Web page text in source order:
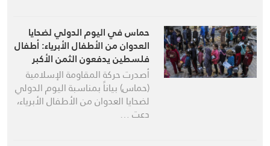
حماس في اليوم الدولي لضحايا
العدوان من الأطفال الأبرياء: أطفال
فلسطين يدفعون الثمن الأكبر
لجرائم الاحتلال
أصدرت حركة المقاومة الإسلامية
(حماس) بياناً بمناسبة اليوم الدولي
لضحايا العدوان من الأطفال الأبرياء،
دعت …